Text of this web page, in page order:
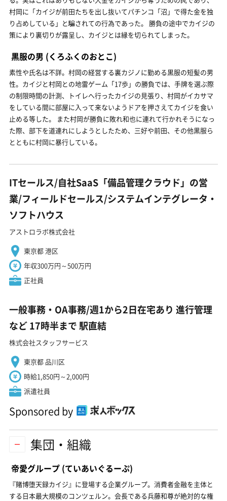
村岡に「カイジが前田たちを出し抜いてパチンコ「沼」で得た金を独
り占めしている」と騙されての行為であった。 勝負の途中でカイジの
策により裏切りが露呈し、カイジとは縁を切られてしまった。
黒服の男 (くろふくのおとこ)
素性や氏名は不詳。村岡の経営する裏カジノに勤める黒服の短髪の男
性。カイジと村岡との地雷ゲーム「17歩」の勝負では、手牌を選ぶ際
の制限時間の計測、トイレへ行ったカイジの見張り、村岡がイカサマ
をしている間に部屋に入って来ないようドアを押さえてカイジを食い
止める等した。 また村岡が勝負に敗れ和也に連れて行かれそうになっ
た際、部下を道連れにしようとしたため、三好や前田、その他黒服ら
とともに村岡に暴行している。
ITセールス/自社SaaS「備品管理クラウド」の営
業/フィールドセールス/システムインテグレータ・
ソフトハウス
アストロラボ株式会社
東京都 港区
年収300万円～500万円
正社員
一般事務・OA事務/週1から2日在宅あり 進行管理
など 17時半まで 駅直結
株式会社スタッフサービス
東京都 品川区
時給1,850円～2,000円
派遣社員
Sponsored by
集団・組織
帝愛グループ (ていあいぐるーぷ)
『賭博堕天録カイジ』に登場する企業グループ。消費者金融を主体と
する日本最大規模のコンツェルン。会長である兵藤和尊が絶対的な権